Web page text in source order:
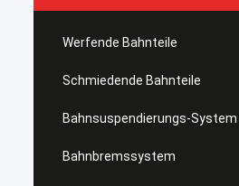
Werfende Bahnteile
Schmiedende Bahnteile
Bahnsuspendierungs-System
Bahnbremssystem